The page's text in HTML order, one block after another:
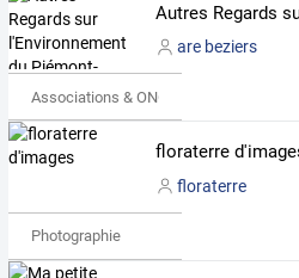
are beziers
Associations & ONG
floraterre
floraterre
Photographie